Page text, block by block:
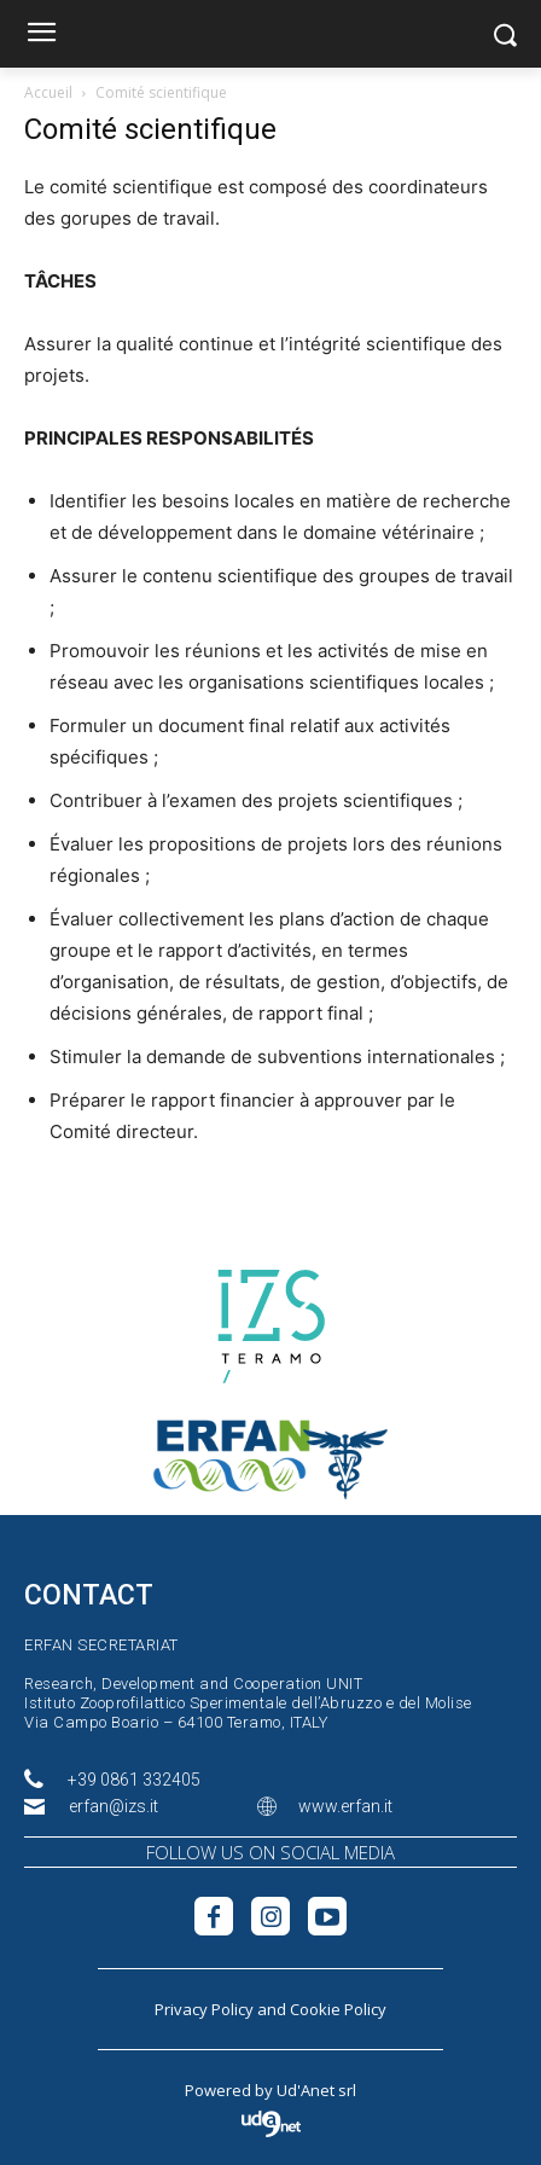
Accueil Comité scientifique
Comité scientifique
Le comité scientifique est composé des coordinateurs
des gorupes de travail.
TÂCHES
Assurer la qualité continue et l’intégrité scientifique des
projets.
PRINCIPALES RESPONSABILITÉS
Identifier les besoins locales en matière de recherche
et de développement dans le domaine vétérinaire ;
Assurer le contenu scientifique des groupes de travail
;
Promouvoir les réunions et les activités de mise en
réseau avec les organisations scientifiques locales ;
Formuler un document final relatif aux activités
spécifiques ;
Contribuer à l’examen des projets scientifiques ;
Évaluer les propositions de projets lors des réunions
régionales ;
Évaluer collectivement les plans d’action de chaque
groupe et le rapport d’activités, en termes
d’organisation, de résultats, de gestion, d’objectifs, de
décisions générales, de rapport final ;
Stimuler la demande de subventions internationales ;
Préparer le rapport financier à approuver par le
Comité directeur.
CONTACT
ERFAN SECRETARIAT
Research, Development and Cooperation UNIT
Istituto Zooprofilattico Sperimentale dell’Abruzzo e del Molise
Via Campo Boario – 64100 Teramo, ITALY
+39 0861 332405
erfan@izs.it
www.erfan.it
FOLLOW US ON SOCIAL MEDIA
Privacy Policy and Cookie Policy
Powered byUd'Anet srl